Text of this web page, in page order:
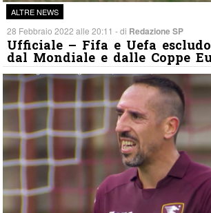
ALTRE NEWS
28 Febbraio 2022 alle 20:11 - di Redazione SP
Ufficiale – Fifa e Uefa
dal Mondiale e dalle Coppe